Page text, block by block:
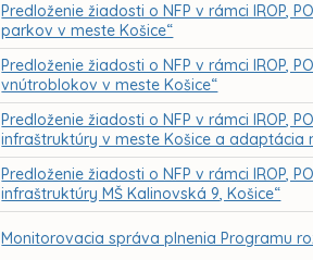
Predloženie žiadosti o NFP v rámci IROP,
parkov v meste Košice“
Predloženie žiadosti o NFP v rámci IROP,
vnútroblokov v meste Košice“
Predloženie žiadosti o NFP v rámci IROP,
infraštruktúry v meste Košice a adaptácia
Predloženie žiadosti o NFP v rámci IROP,
infraštruktúry MŠ Kalinovská 9, Košice“
Monitorovacia správa plnenia Programu